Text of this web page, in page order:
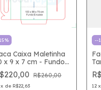
%
Caixa Maletinha
x 9 x 7 cm - Fundo
Encaixe (MEIA
(A4)R$260,00
x de R$22,63
--
12